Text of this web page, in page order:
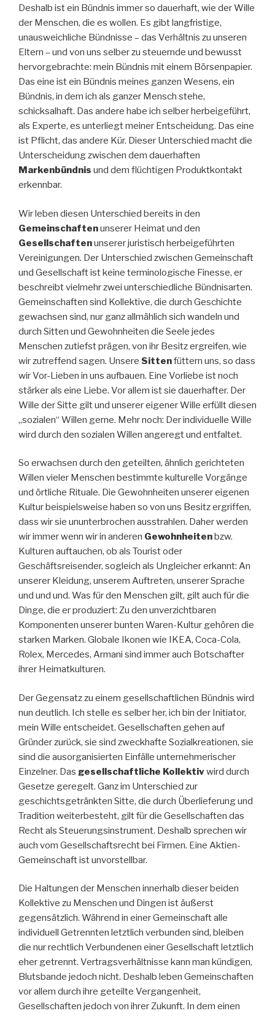
Deshalb ist ein Bündnis immer so dauerhaft, wie der Wille
der Menschen, die es wollen. Es gibt langfristige,
unausweichliche Bündnisse – das Verhältnis zu unseren
Eltern – und von uns selber zu steuernde und bewusst
hervorgebrachte: mein Bündnis mit einem Börsenpapier.
Das eine ist ein Bündnis meines ganzen Wesens, ein
Bündnis, in dem ich als ganzer Mensch stehe,
schicksalhaft. Das andere habe ich selber herbeigeführt,
als Experte, es unterliegt meiner Entscheidung. Das eine
ist Pflicht, das andere Kür. Dieser Unterschied macht die
Unterscheidung zwischen dem dauerhaften
Markenbündnis und dem flüchtigen Produktkontakt
erkennbar.
Wir leben diesen Unterschied bereits in den
Gemeinschaftenunserer Heimat und den
Gesellschaftenunserer juristisch herbeigeführten
Vereinigungen. Der Unterschied zwischen Gemeinschaft
und Gesellschaft ist keine terminologische Finesse, er
beschreibt vielmehr zwei unterschiedliche Bündnisarten.
Gemeinschaften sind Kollektive, die durch Geschichte
gewachsen sind, nur ganz allmählich sich wandeln und
durch Sitten und Gewohnheiten die Seele jedes
Menschen zutiefst prägen, von ihr Besitz ergreifen, wie
wir zutreffend sagen. Unsere Sittenfüttern uns, so dass
wir Vor-Lieben in uns aufbauen. Eine Vorliebe ist noch
stärker als eine Liebe. Vor allem ist sie dauerhafter. Der
Wille der Sitte gilt und unserer eigener Wille erfüllt diesen
„sozialen“ Willen gerne. Mehr noch: Der individuelle Wille
wird durch den sozialen Willen angeregt und entfaltet.
So erwachsen durch den geteilten, ähnlich gerichteten
Willen vieler Menschen bestimmte kulturelle Vorgänge
und örtliche Rituale. Die Gewohnheiten unserer eigenen
Kultur beispielsweise haben so von uns Besitz ergriffen,
dass wir sie ununterbrochen ausstrahlen. Daher werden
wir immer wenn wir in anderen Gewohnheitenbzw.
Kulturen auftauchen, ob als Tourist oder
Geschäftsreisender, sogleich als Ungleicher erkannt: An
unserer Kleidung, unserem Auftreten, unserer Sprache
und und und. Was für den Menschen gilt, gilt auch für die
Dinge, die er produziert: Zu den unverzichtbaren
Komponenten unserer bunten Waren-Kultur gehören die
starken Marken. Globale Ikonen wie IKEA, Coca-Cola,
Rolex, Mercedes, Armani sind immer auch Botschafter
ihrer Heimatkulturen.
Der Gegensatz zu einem gesellschaftlichen Bündnis wird
nun deutlich. Ich stelle es selber her, ich bin der Initiator,
mein Wille entscheidet. Gesellschaften gehen auf
Gründer zurück, sie sind zweckhafte Sozialkreationen, sie
sind die ausorganisierten Einfälle unternehmerischer
Einzelner. Das gesellschaftliche Kollektivwird durch
Gesetze geregelt. Ganz im Unterschied zur
geschichtsgetränkten Sitte, die durch Überlieferung und
Tradition weiterbesteht, gilt für die Gesellschaften das
Recht als Steuerungsinstrument. Deshalb sprechen wir
auch vom Gesellschaftsrecht bei Firmen. Eine Aktien-
Gemeinschaft ist unvorstellbar.
Die Haltungen der Menschen innerhalb dieser beiden
Kollektive zu Menschen und Dingen ist äußerst
gegensätzlich. Während in einer Gemeinschaft alle
individuell Getrennten letztlich verbunden sind, bleiben
die nur rechtlich Verbundenen einer Gesellschaft letztlich
eher getrennt. Vertragsverhältnisse kann man kündigen,
Blutsbande jedoch nicht. Deshalb leben Gemeinschaften
vor allem durch ihre geteilte Vergangenheit,
Gesellschaften jedoch von ihrer Zukunft. In dem einen